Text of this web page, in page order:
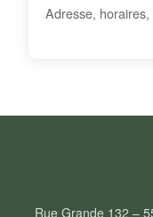
Adresse,
Rue Grande 132 –